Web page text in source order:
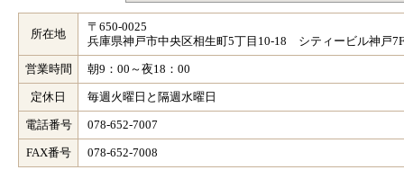
所在地
〒650-0025
兵庫県神戸市中央区相生町5丁目10-18 シティービル神戸7F
営業時間 朝9：00～夜18：00
定休日 毎週火曜日と隔週水曜日
電話番号 078-652-7007
FAX番号 078-652-7008